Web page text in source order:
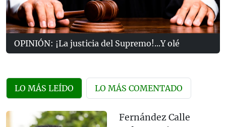
OPINIÓN: ¡La justicia del Supremo!...Y olé
LO MÁS LEÍDO LO MÁS COMENTADO
Fernández Calle